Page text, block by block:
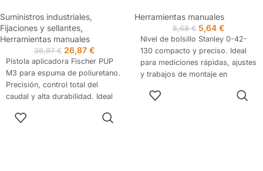
Suministros industriales,
Fijaciones y sellantes,
Herramientas manuales
36,97€ 26,87 €
Pistola aplicadora Fischer PUP
M3 para espuma de poliuretano.
Precisión, control total del
caudal y alta durabilidad. Ideal
sellado, aislamiento y montaje
Herramientas manuales
8,68€ 5,64 €
Nivel de bolsillo Stanley 0-42-
130 compacto y preciso. Ideal
para mediciones rápidas, ajustes
y trabajos de montaje en